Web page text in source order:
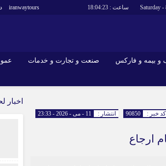
ساعت : 18:04:24
iranwaytours
و بیمه و فارکس صنعت و تجارت و خدمات
میراث فرهنگی
ارزدیجیتال انتشار : 11 - می - 2026 - 23:33 کد خبر : 90850
ارجاع